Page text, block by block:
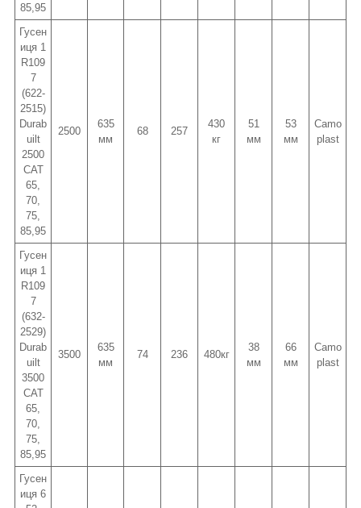
85,95
Гусен
иця 1
R109
7
(622-
2515)
Durab
uilt
2500
CAT
65,
70,
75,
85,95
2500
635
мм
68 257
430
кг
51
мм
53
мм
Camo
plast
Гусен
иця 1
R109
7
(632-
2529)
Durab
uilt
3500
CAT
65,
70,
75,
85,95
3500
635
мм
74 236 480кг
38
мм
66
мм
Camo
plast
Гусен
иця 6